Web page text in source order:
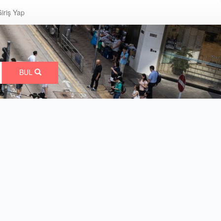
Yap
BUL